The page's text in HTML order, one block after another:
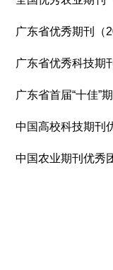
广东省优秀期刊（
广东省优秀科技期
广东省首届“十佳”
中国高校科技期刊
中国农业期刊优秀